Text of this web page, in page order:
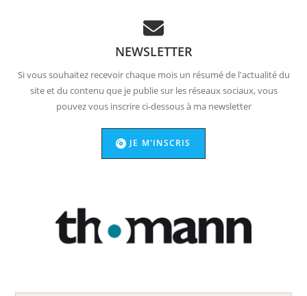
NEWSLETTER
Si vous souhaitez recevoir chaque mois un résumé de l'actualité du
site et du contenu que je publie sur les réseaux sociaux, vous
pouvez vous inscrire ci-dessous à ma newsletter
JE M'INSCRIS